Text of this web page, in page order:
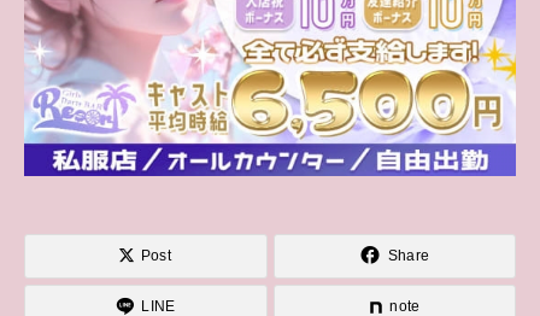
Post Share
LINE note